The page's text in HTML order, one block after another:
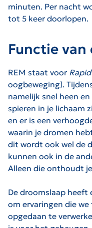
minuten. Per nacht
tot 5 keer doorlopen.
Functie van
REM staat voor
oogbeweging).
namelijk snel heen
spieren in je lichaam
en er is een
waarin je dromen
dit wordt ook wel de
kunnen ook in de
Alleen die onthoudt
De droomslaap heeft
om ervaringen die
opgedaan te